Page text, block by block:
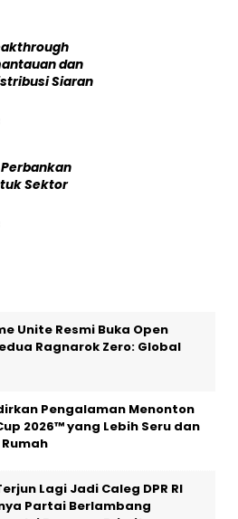
dan
Siaran
Sektor
Unite Resmi Buka Open
Ragnarok Zero: Global
Pengalaman Menonton
2026™ yang Lebih Seru dan
Lagi Jadi Caleg DPR RI
Partai Berlambang